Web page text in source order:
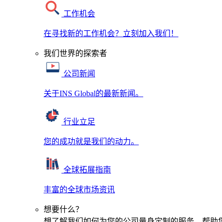
工作机会
在寻找新的工作机会？立刻加入我们！
我们世界的探索者
公司新闻
关于INS Global的最新新闻。
行业立足
您的成功就是我们的动力。
全球拓展指南
丰富的全球市场资讯
想要什么？